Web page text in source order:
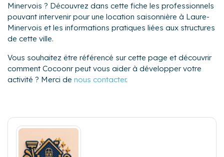
Minervois ? Découvrez dans cette fiche les professionnels
pouvant intervenir pour une location saisonnière à Laure-
Minervois et les informations pratiques liées aux structures
de cette ville.
Vous souhaitez être référencé sur cette page et découvrir
comment Cocoonr peut vous aider à développer votre
activité ? Merci de nous contacter.